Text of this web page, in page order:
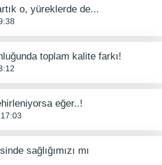
o, yüreklerde de...
toplam kalite farkı!
eğer..!
sağlığımızı mı